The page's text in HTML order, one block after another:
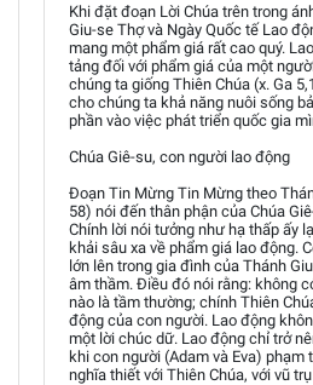
Khi đặt đoạn Lời Chúa trên trong
Giu-se Thợ và Ngày Quốc tế Lao
mang một phẩm giá rất cao quý.
tảng đối với phẩm giá của một
chúng ta giống Thiên Chúa (x. Ga
cho chúng ta khả năng nuôi sống
phần vào việc phát triển quốc gia
Chúa Giê-su, con người lao động
Đoạn Tin Mừng Tin Mừng theo
58) nói đến thân phận của Chúa
Chính lời nói tưởng như hạ thấp ấy
khải sâu xa về phẩm giá lao động.
lớn lên trong gia đình của Thánh
âm thầm. Điều đó nói rằng: không
nào là tầm thường; chính Thiên
động của con người. Lao động
một lời chúc dữ. Lao động chỉ trở
khi con người (Adam và Eva) phạm
nghĩa thiết với Thiên Chúa, với vũ